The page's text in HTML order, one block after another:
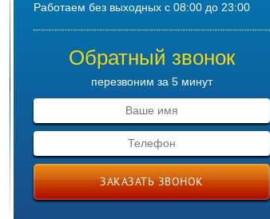
Работаем без выходных с 08:00 до 23:00
Обратный звонок
перезвоним за 5 минут
ЗАКАЗАТЬ ЗВОНОК